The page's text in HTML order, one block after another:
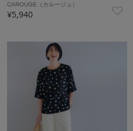
CAROUGE（カルージュ）
¥5,940